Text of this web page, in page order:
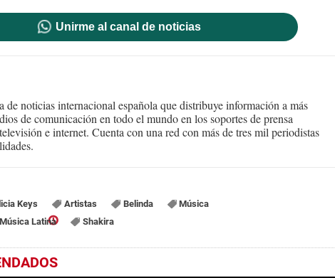
Unirme al canal de noticias
de noticias internacional española que distribuye información a más
de comunicación en todo el mundo en los soportes de prensa
e internet. Cuenta con una red con más de tres mil periodistas
Keys Artistas Belinda
Música
Latina
Shakira